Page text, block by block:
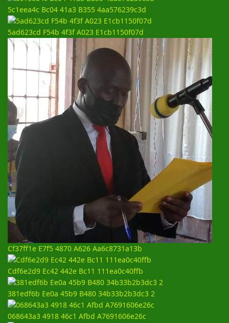
5c1eea4c Bc04 41a3 B355 4aa576239c3d
5ad623cd F54b 4f3f A023 E1cb1150f07d
Cf37ff1e E7f5 4870 A626 Aa6c8731a13b
Cdf6e2d9 Ec42 442e Bc11 111ea0c40ffb
381edf6b Ee0a 45b9 B480 34b33b2b3dc3 2
068643a3 4918 46c1 Afbd A7691606e26c